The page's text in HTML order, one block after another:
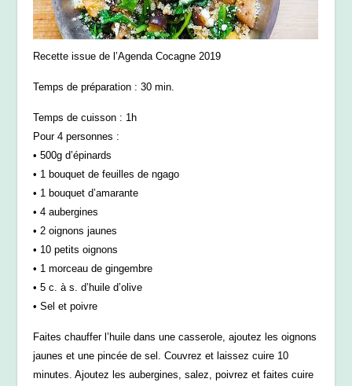
Recette issue de l’Agenda Cocagne 2019
Temps de préparation : 30 min.
Temps de cuisson : 1h
Pour 4 personnes :
• 500g d’épinards
• 1 bouquet de feuilles de ngago
• 1 bouquet d’amarante
• 4 aubergines
• 2 oignons jaunes
• 10 petits oignons
• 1 morceau de gingembre
• 5 c. à s. d’huile d’olive
• Sel et poivre
Faites chauffer l’huile dans une casserole, ajoutez les oignons
jaunes et une pincée de sel. Couvrez et laissez cuire 10
minutes. Ajoutez les aubergines, salez, poivrez et faites cuire